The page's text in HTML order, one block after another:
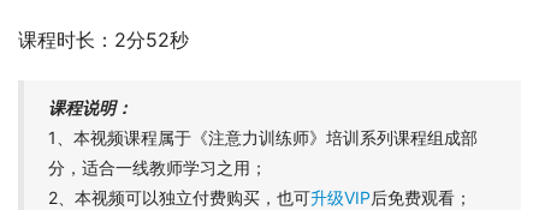
课程时长：2分52秒
课程说明：
1、本视频课程属于《注意力训练师》培训系列课程组成部
分，适合一线教师学习之用；
2、本视频可以独立付费购买，也可升级VIP后免费观看；